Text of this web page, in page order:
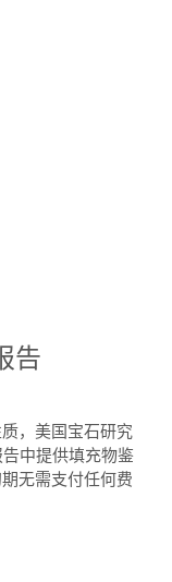
告
，美国宝石研究
中提供填充物鉴
无需支付任何费